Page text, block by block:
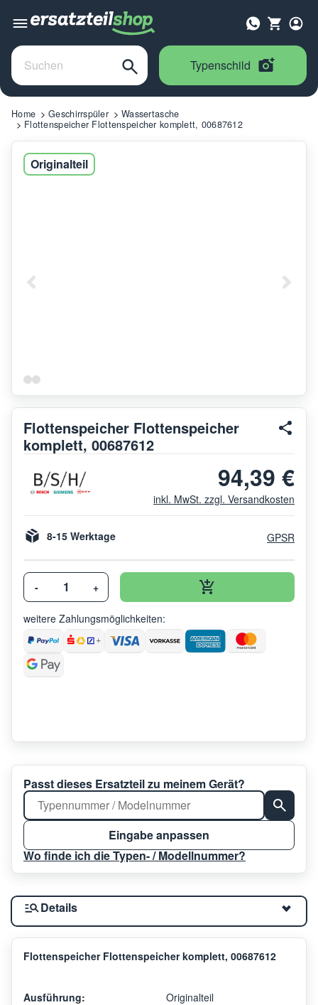
Typenschild
Home Geschirrspüler
Wassertasche
Flottenspeicher Flottenspeicher komplett, 00687612
Originalteil
Flottenspeicher Flottenspeicher
komplett, 00687612
94,39 €
inkl. MwSt. zzgl. Versandkosten
8-15 Werktage GPSR
- +
weitere Zahlungsmöglichkeiten:
Passt dieses Ersatzteil zu meinem Gerät?
Eingabe anpassen
Wo finde ich die Typen- / Modellnummer?
Details
Flottenspeicher Flottenspeicher komplett, 00687612
Ausführung: Originalteil